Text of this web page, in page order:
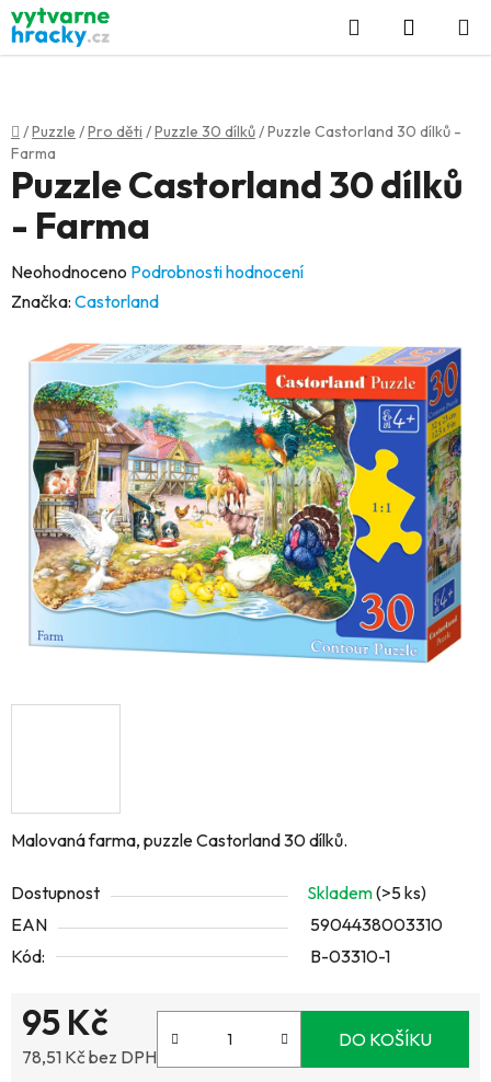
Přejít
na
obsah
Hledat
KOŠÍK
Domů
/Puzzle /Pro děti /Puzzle 30 dílků/Puzzle Castorland 30 dílků -
Farma
Malovaná farma, puzzle Castorland 30 dílků.
Dostupnost Skladem(>5 ks)
EAN
5904438003310
Kód:
B-03310-1
95 Kč
78,51 Kč bez DPH
DO KOŠÍKU
Puzzle Castorland 30 dílků
- Farma
Průměrné
hodnocení
0,0
hvězdiček.
Neohodnoceno Podrobnosti hodnocení
Značka: Castorland